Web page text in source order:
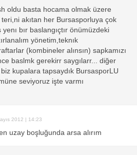
oldu basta hocama olmak üzere
teri,ni akıtan her Bursasporluya çok
bır baslangıçtır önümüzdeki
yönetim,teknık
(kombineler alınsın) sapkamızı
baslmk gerekirr saygılarr... diğer
kupalara tapsaydık BursasporLU
seviyoruz işte varmı
2012 | 14:23
uzay boşluğunda arsa alırım